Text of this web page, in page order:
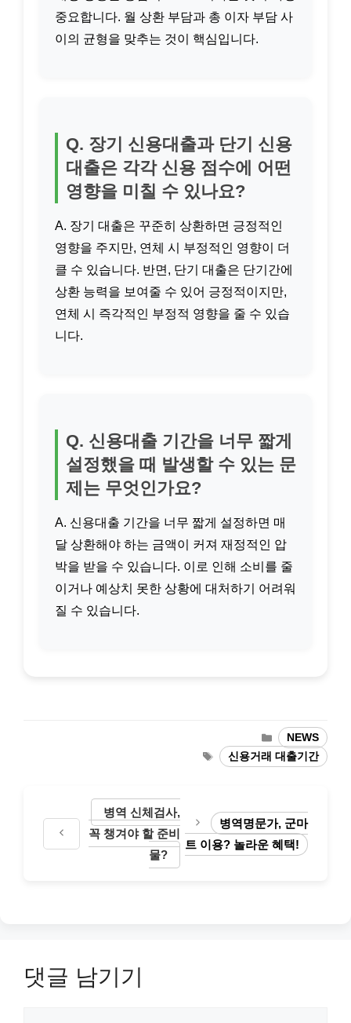
중요합니다. 월 상환 부담과 총 이자 부담 사
이의 균형을 맞추는 것이 핵심입니다.
Q. 장기 신용대출과 단기 신용
대출은 각각 신용 점수에 어떤
영향을 미칠 수 있나요?
A. 장기 대출은 꾸준히 상환하면 긍정적인
영향을 주지만, 연체 시 부정적인 영향이 더
클 수 있습니다. 반면, 단기 대출은 단기간에
상환 능력을 보여줄 수 있어 긍정적이지만,
연체 시 즉각적인 부정적 영향을 줄 수 있습
니다.
Q. 신용대출 기간을 너무 짧게
설정했을 때 발생할 수 있는 문
제는 무엇인가요?
A. 신용대출 기간을 너무 짧게 설정하면 매
달 상환해야 하는 금액이 커져 재정적인 압
박을 받을 수 있습니다. 이로 인해 소비를 줄
이거나 예상치 못한 상황에 대처하기 어려워
질 수 있습니다.
카
테
고
NEWS
태
그
신용거래 대출기간
병역 신체검사,
꼭 챙겨야 할 준비
물?
병역명문가, 군마
트 이용? 놀라운 혜택!
댓글 남기기